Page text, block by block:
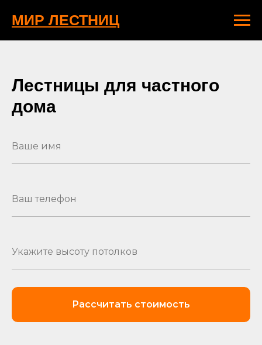
МИР ЛЕСТНИЦ
Лестницы для частного
дома
Рассчитать стоимость